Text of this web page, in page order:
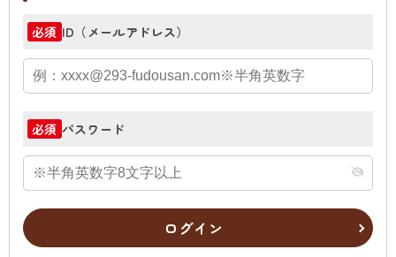
必須 ID（メールアドレス）
必須 パスワード
ログイン